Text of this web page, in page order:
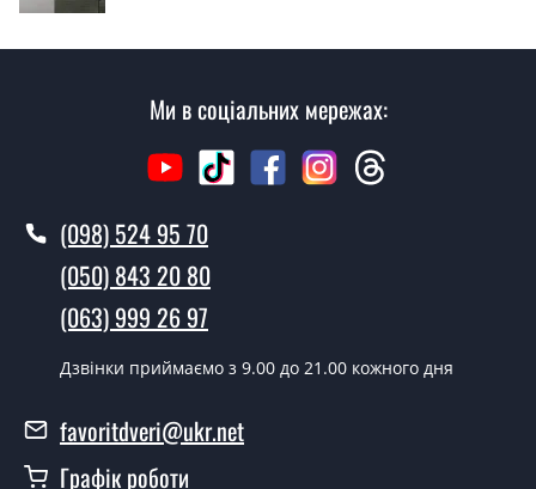
Вартість встановлення дверей Герда мармур - від
Як швидко можете встановити двері
наявності їх на складі, чи наступного дня.
Чи можна на сьогодні викликати
замірника?
У вас є в наявності готові двері
Ми в соціальних мережах:
(098) 524 95 70
(050) 843 20 80
(063) 999 26 97
Дзвінки приймаємо з 9.00 до 21.00 кожного дня
favoritdveri@ukr.net
Графік роботи